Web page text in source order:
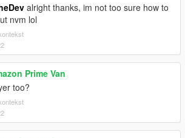
alright thanks, im not too sure how to
nvm lol
Prime Van
too?